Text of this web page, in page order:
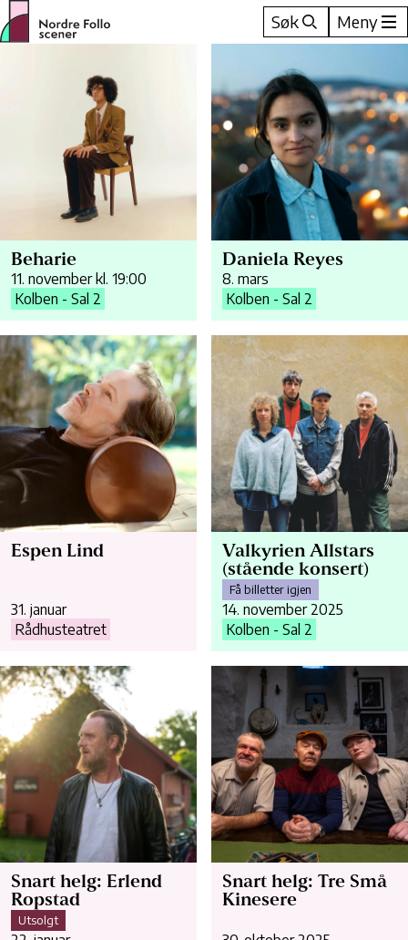
Hopp
til
innhold
Søk Meny
Beharie
11. november kl. 19:00
Kolben - Sal 2
Daniela Reyes
8. mars
Kolben - Sal 2
Espen Lind
31. januar
Rådhusteatret
Valkyrien Allstars
(stående konsert)
Få billetter igjen
14. november 2025
Kolben - Sal 2
Snart helg: Erlend
Ropstad
Utsolgt
Snart helg: Tre Små
Kinesere